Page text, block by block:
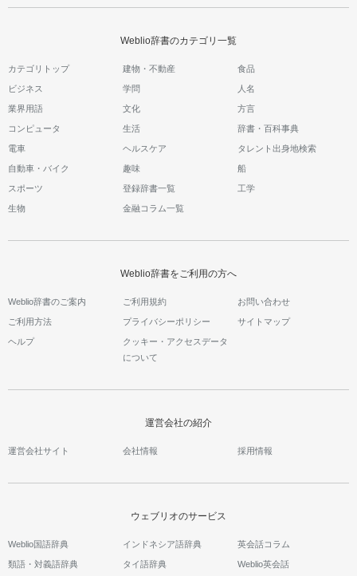
Weblio辞書のカテゴリ一覧
カテゴリトップ 建物・不動産 食品
ビジネス 学問 人名
業界用語 文化 方言
コンピュータ 生活 辞書・百科事典
電車 ヘルスケア タレント出身地検索
自動車・バイク 趣味 船
スポーツ 登録辞書一覧 工学
生物 金融コラム一覧
Weblio辞書をご利用の方へ
Weblio辞書のご案内 ご利用規約 お問い合わせ
ご利用方法 プライバシーポリシー サイトマップ
ヘルプ
クッキー・アクセスデータ
について
運営会社の紹介
運営会社サイト 会社情報 採用情報
ウェブリオのサービス
Weblio国語辞典
類語・対義語辞典
インドネシア語辞典
タイ語辞典
英会話コラム
Weblio英会話